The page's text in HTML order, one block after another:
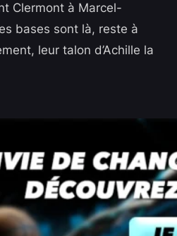
Clermont à Marcel-
bases sont là, reste à
leur talon d’Achille la